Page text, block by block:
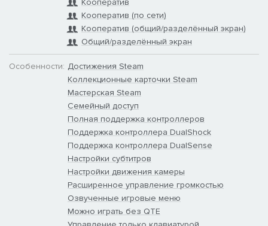
Кооператив
Кооператив (по сети)
Кооператив (общий/разделённый экран)
Общий/разделённый экран
Особенности: Достижения Steam
Коллекционные карточки Steam
Мастерская Steam
Семейный доступ
Полная поддержка контроллеров
Поддержка контроллера DualShock
Поддержка контроллера DualSense
Настройки субтитров
Настройки движения камеры
Расширенное управление громкостью
Озвученные игровые меню
Можно играть без QTE